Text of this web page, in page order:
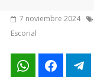
7 noviembre 2024
Escorial